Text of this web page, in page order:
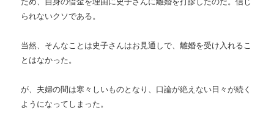
られないクソである。
当然、そんなことは史子さんはお見通しで、離婚を受け入れるこ
とはなかった。
が、夫婦の間は寒々しいものとなり、口論が絶えない日々が続く
ようになってしまった。